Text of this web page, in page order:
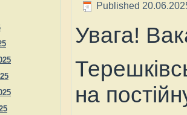
Published
Увага!
на